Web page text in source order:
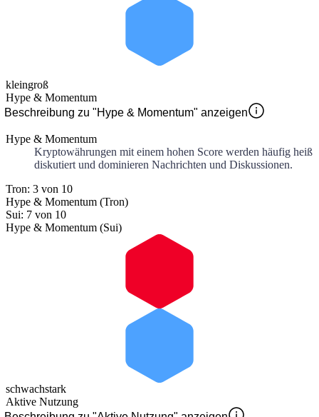
kleingroß
Hype & Momentum
Beschreibung zu "Hype & Momentum" anzeigen
Hype & Momentum
Kryptowährungen mit einem hohen Score werden häufig heiß
diskutiert und dominieren Nachrichten und Diskussionen.
Tron: 3 von 10
Hype & Momentum (Tron)
Sui: 7 von 10
Hype & Momentum (Sui)
schwachstark
Aktive Nutzung